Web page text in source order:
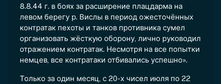
8.8.44 г. в боях за расширение плацдарма на
левом берегу р. Вислы в период ожесточённых
контратак пехоты и танков противника сумел
организовать жёсткую оборону, лично руководил
отражением контратак. Несмотря на все попытки
немцев, все контратаки отбивались успешно».
Только за один месяц, с 20-х чисел июля по 22